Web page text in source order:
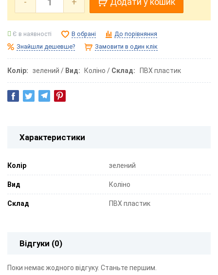
Є в наявності В обрані
До порівняння
Знайшли дешевше?
Замовити в один клік
Колір зелений Вид Коліно Склад ПВХ пластик
Характеристики
Колір зелений
Вид Коліно
Склад ПВХ пластик
Відгуки (0)
Поки немає жодного відгуку. Станьте першим.